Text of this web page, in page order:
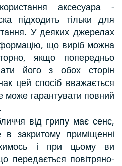
аксесуара -
підходить тільки для
У деяких джерелах
що виріб можна
якщо попередньо
його з обох сторін
цей спосіб вважається
може гарантувати повний
від грипу має сенс,
закритому приміщенні
і при цьому ви
передається повітряно-